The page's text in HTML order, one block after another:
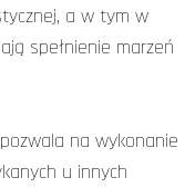
a w tym w
spełnienie marzeń
na wykonanie
u innych